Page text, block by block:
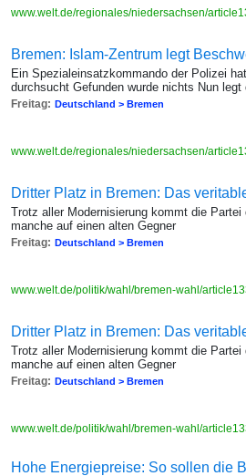
www.welt.de/regionales/niedersachsen/
Bremen: Islam-Zentrum legt
Ein Spezialeinsatzkommando der Polizei
durchsucht Gefunden wurde nichts Nun
Freitag: Deutschland > Bremen
www.welt.de/regionales/niedersachsen/
Dritter Platz in Bremen: Das
Trotz aller Modernisierung kommt die
manche auf einen alten Gegner
Freitag: Deutschland > Bremen
www.welt.de/politik/wahl/bremen-wahl/
Dritter Platz in Bremen: Das
Trotz aller Modernisierung kommt die
manche auf einen alten Gegner
Freitag: Deutschland > Bremen
www.welt.de/politik/wahl/bremen-wahl/
Hohe Energiepreise: So sollen die